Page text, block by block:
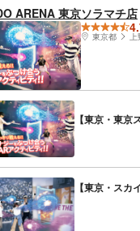
ARENA 東京ソラマチ店
東京都
上
【東京・東
【東京・ス